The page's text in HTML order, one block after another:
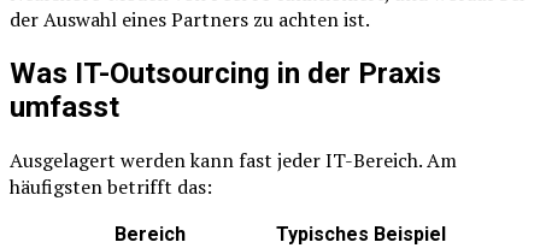
der Auswahl eines Partners zu achten ist.
Was IT-Outsourcing in der Praxis
umfasst
Ausgelagert werden kann fast jeder IT-Bereich. Am
häufigsten betrifft das:
Bereich
Typisches Beispiel